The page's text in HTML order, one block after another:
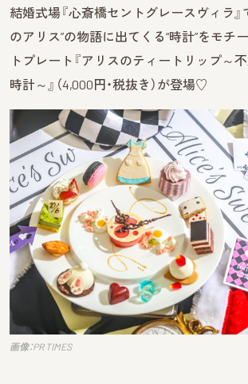
結婚式場『心斎橋セントグレースヴィラ』
のアリス”の物語に出てくる“時計”をモチ
トプレート『アリスのティートリップ～
時計～』（4,000円・税抜き）が登場♡
画像：PR TIMES